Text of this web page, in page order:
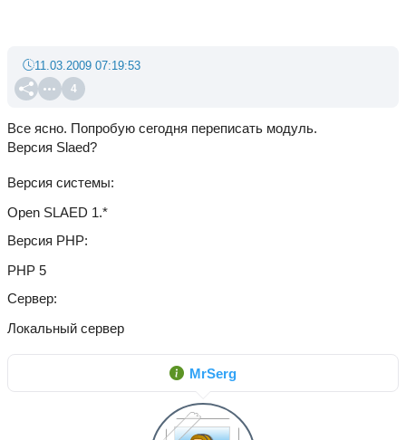
4
11.03.2009 07:19:53
Все ясно. Попробую сегодня переписать модуль.
Версия Slaed?
Версия системы
Open SLAED 1.*
Версия PHP
PHP 5
Сервер
Локальный сервер
MrSerg